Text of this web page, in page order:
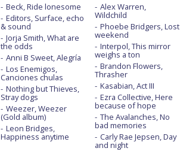
Beck, Ride lonesome
Editors, Surface, echo
& sound
Jorja Smith, What are
the odds
Anni B Sweet, Alegría
Los Enemigos,
Canciones chulas
Nothing but Thieves,
Stray dogs
Weezer, Weezer
(Gold album)
Leon Bridges,
Happiness anytime
Alex Warren,
Wildchild
Phoebe Bridgers, Lost
weekend
Interpol, This mirror
weighs a ton
Brandon Flowers,
Thrasher
Kasabian, Act III
Ezra Collective, Here
because of hope
The Avalanches, No
bad memories
Carly Rae Jepsen, Day
and night